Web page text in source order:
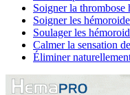
Soigner la thrombose
Soigner les
Soulager les
Calmer la sensation
Éliminer